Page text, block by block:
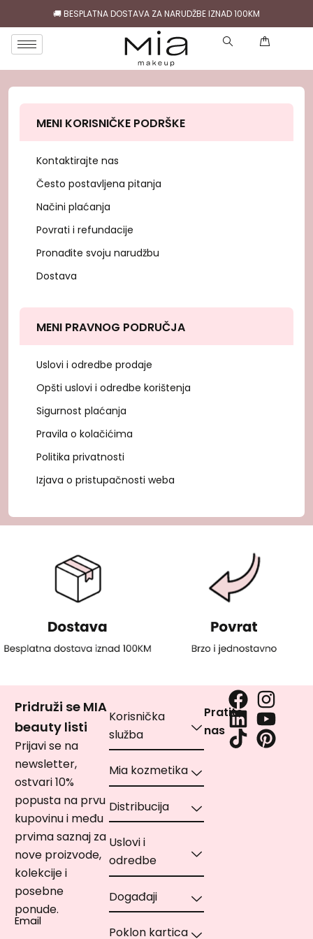
🚚 BESPLATNA DOSTAVA ZA NARUDŽBE IZNAD 100KM
MENI KORISNIČKE PODRŠKE
Kontaktirajte nas
Često postavljena pitanja
Načini plaćanja
Povrati i refundacije
Pronađite svoju narudžbu
Dostava
MENI PRAVNOG PODRUČJA
Uslovi i odredbe prodaje
Opšti uslovi i odredbe korištenja
Sigurnost plaćanja
Pravila o kolačićima
Politika privatnosti
Izjava o pristupačnosti weba
Pridruži se MIA
beauty listi
Prijavi se na
newsletter,
ostvari 10%
popusta na prvu
kupovinu i među
prvima saznaj za
nove proizvode,
kolekcije i
posebne
ponude.
Email
Korisnička
služba
Mia kozmetika
Distribucija
Uslovi i
odredbe
Događaji
Poklon kartica
Pratite
nas